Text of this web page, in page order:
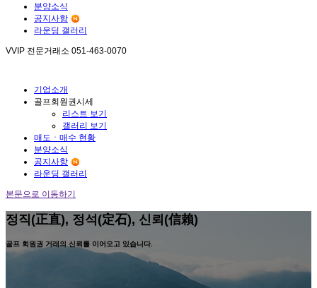
분양소식
공지사항
라운딩 갤러리
VVIP 전문거래소 051-463-0070
기업소개
골프회원권시세
리스트 보기
갤러리 보기
매도ㆍ매수 현황
분양소식
공지사항
라운딩 갤러리
본문으로 이동하기
정직(正直), 정석(定石), 신뢰(信賴)
골프 회원권 거래의 신뢰를 이어오고 있습니다.